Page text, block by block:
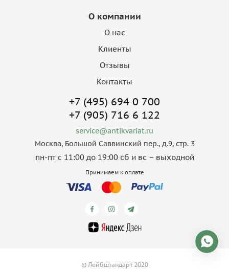
О компании
О нас
Клиенты
Отзывы
Контакты
+7 (495) 694 0 700
+7 (905) 716 6 122
service@antikvariat.ru
Москва, Большой Саввинский пер., д.9, стр. 3
пн-пт с 11:00 до 19:00 сб и вс – выходной
Принимаем к оплате
© Лейбштандарт 2020